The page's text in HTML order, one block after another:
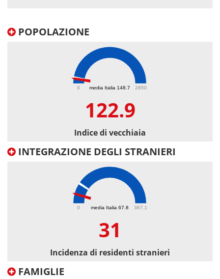
POPOLAZIONE
media Italia 148.7
0 2850
122.9
Indice di vecchiaia
INTEGRAZIONE DEGLI STRANIERI
media Italia 67.8
0 367.1
31
Incidenza di residenti stranieri
FAMIGLIE